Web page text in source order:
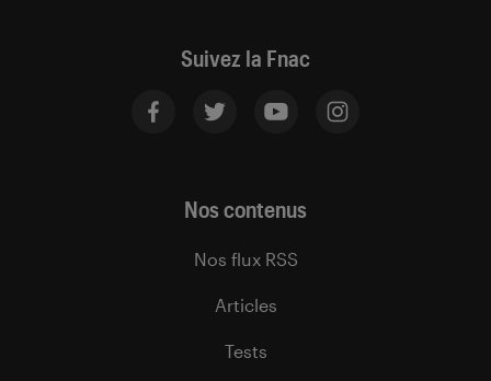
Suivez la Fnac
Nos contenus
Nos flux RSS
Articles
Tests